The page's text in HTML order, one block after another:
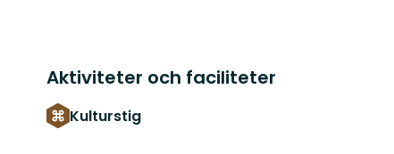
Aktiviteter och faciliteter
Kulturstig